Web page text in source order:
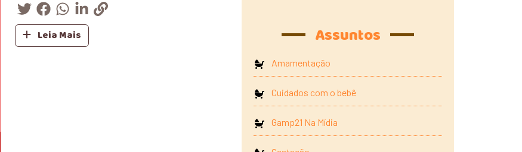
Leia Mais Assuntos
Amamentação
Cuidados com o bebê
Gamp21 Na Mídia